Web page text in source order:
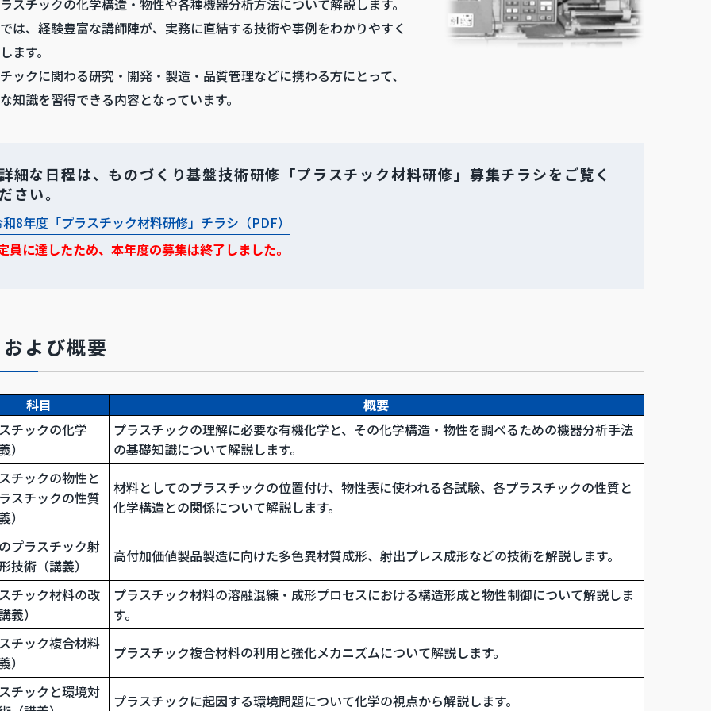
スチックの化学構造・物性や各種機器分析方法について解説します。
は、経験豊富な講師陣が、実務に直結する技術や事例をわかりやすく
ます。
ックに関わる研究・開発・製造・品質管理などに携わる方にとって、
知識を習得できる内容となっています。
細な日程は、ものづくり基盤技術研修「プラスチック材料研修」募集チラシをご覧く
さい。
8年度「プラスチック材料研修」チラシ（PDF）
員に達したため、本年度の募集は終了しました。
よび概要
科目
概要
チックの化学
）
プラスチックの理解に必要な有機化学と、その化学構造・物性を調べるための機器分析手法
の基礎知識について解説します。
チックの物性と
スチックの性質
）
材料としてのプラスチックの位置付け、物性表に使われる各試験、各プラスチックの性質と
化学構造との関係について解説します。
プラスチック射
技術（講義）
高付加価値製品製造に向けた多色異材質成形、射出プレス成形などの技術を解説します。
チック材料の改
義）
プラスチック材料の溶融混練・成形プロセスにおける構造形成と物性制御について解説しま
す。
チック複合材料
）
プラスチック複合材料の利用と強化メカニズムについて解説します。
チックと環境対
プラスチックに起因する環境問題について化学の視点から解説します。